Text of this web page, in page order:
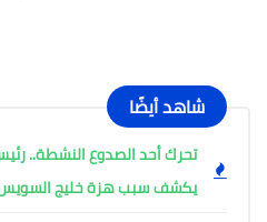
شاهد أيضًا
تحرك أحد الصدوع النشطة..
يكشف سبب هزة خليج